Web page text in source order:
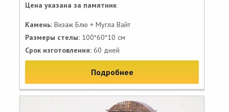
Цена указана за памятник
Камень: Визаж Блю + Мугла Вайт
Размеры стелы: 100*60*10 см
Срок изготовления: 60 дней
Подробнее